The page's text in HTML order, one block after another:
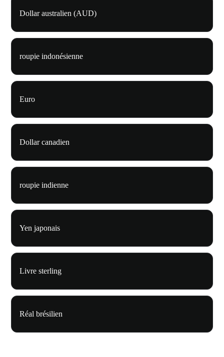
Dollar australien (AUD)
roupie indonésienne
Euro
Dollar canadien
roupie indienne
Yen japonais
Livre sterling
Réal brésilien